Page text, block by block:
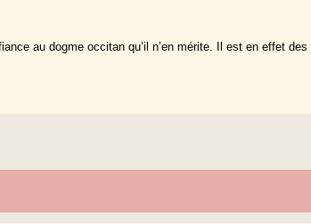
au dogme occitan qu’il n’en mérite. Il est en effet des